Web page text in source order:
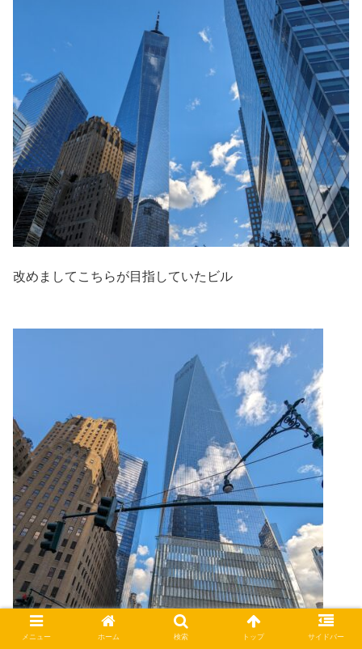
改めましてこちらが目指していたビル
メニュー ホーム 検索 トップ サイドバー